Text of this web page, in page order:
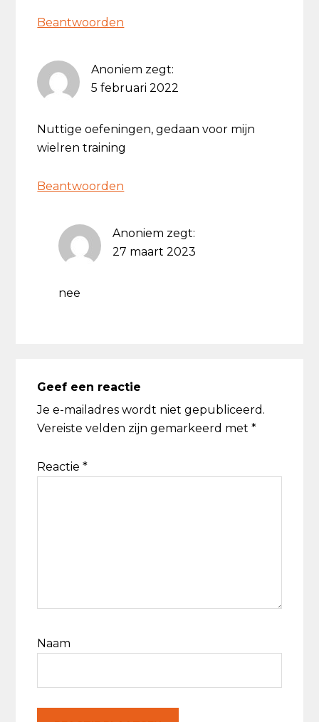
Beantwoorden
Anoniem zegt:
5 februari 2022
Nuttige oefeningen, gedaan voor mijn
wielren training
Beantwoorden
Anoniem zegt:
27 maart 2023
nee
Geef een reactie
Je e-mailadres wordt niet gepubliceerd.
Vereiste velden zijn gemarkeerd met*
Reactie*
Naam